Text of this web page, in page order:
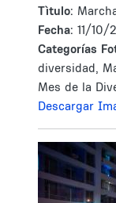
Tìtulo:
Fecha: 11/10/
Categorías
diversidad,
Mes de la
Descargar